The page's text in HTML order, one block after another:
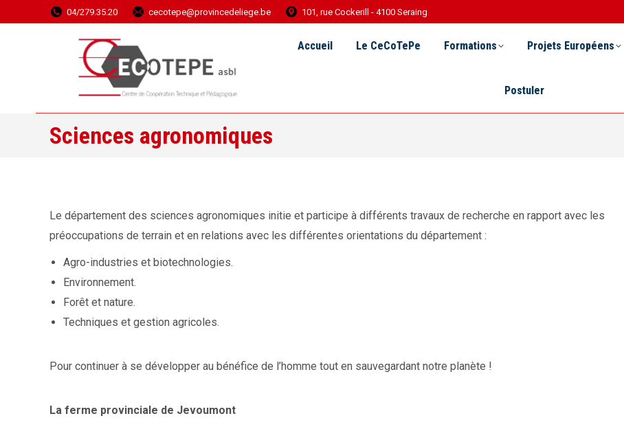
04/279.35.20 cecotepe@provincedeliege.be 101, rue Cockerill - 4100 Seraing
Accueil Le CeCoTePe Formations Projets Européens
Postuler
Sciences agronomiques
Le département des sciences agronomiques initie et participe à différents travaux de recherche en rapport avec les
préoccupations de terrain et en relations avec les différentes orientations du département :
Agro-industries et biotechnologies.
Environnement.
Forêt et nature.
Techniques et gestion agricoles.
Pour continuer à se développer au bénéfice de l’homme tout en sauvegardant notre planète !
La ferme provinciale de Jevoumont
Le CeCoTePe Formations Projets Européens R & D